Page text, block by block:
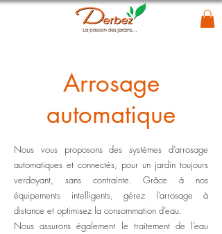
Arrosage
automatique
Nous vous proposons des systèmes d’arrosage
automatiques et connectés, pour un jardin toujours
verdoyant, sans contrainte. Grâce à nos
équipements intelligents, gérez l’arrosage à
distance et optimisez la consommation d’eau.
Nous assurons également le traitement de l’eau